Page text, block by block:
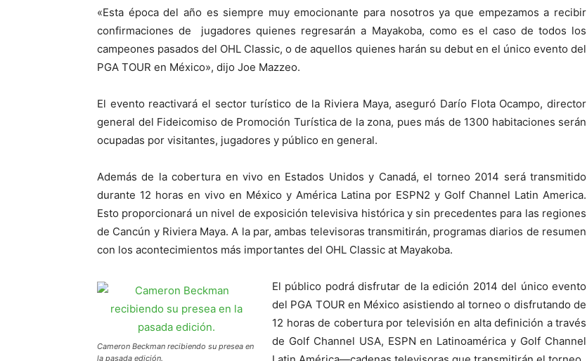
«Esta época del año es siempre muy emocionante para nosotros ya que empezamos a recibir
confirmaciones de jugadores quienes regresarán a Mayakoba, como es el caso de todos los
campeones pasados del OHL Classic, o de aquellos quienes harán su debut en el único evento del
PGA TOUR en México», dijo Joe Mazzeo.
El evento reactivará el sector turístico de la Riviera Maya, aseguró Darío Flota Ocampo, director
general del Fideicomiso de Promoción Turística de la zona, pues más de 1300 habitaciones serán
ocupadas por visitantes, jugadores y público en general.
Además de la cobertura en vivo en Estados Unidos y Canadá, el torneo 2014 será transmitido
durante 12 horas en vivo en México y América Latina por ESPN2 y Golf Channel Latin America.
Esto proporcionará un nivel de exposición televisiva histórica y sin precedentes para las regiones
de Cancún y Riviera Maya. A la par, ambas televisoras transmitirán, programas diarios de resumen
con los acontecimientos más importantes del OHL Classic at Mayakoba.
Cameron Beckman recibiendo su presea en
la pasada edición.
El público podrá disfrutar de la edición 2014 del único evento
del PGA TOUR en México asistiendo al torneo o disfrutando de
12 horas de cobertura por televisión en alta definición a través
de Golf Channel USA, ESPN en Latinoamérica y Golf Channel